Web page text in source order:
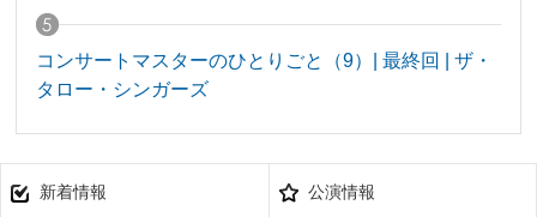
コンサートマスターのひとりごと（9）| 最終回 | ザ・
タロー・シンガーズ
新着情報 公演情報